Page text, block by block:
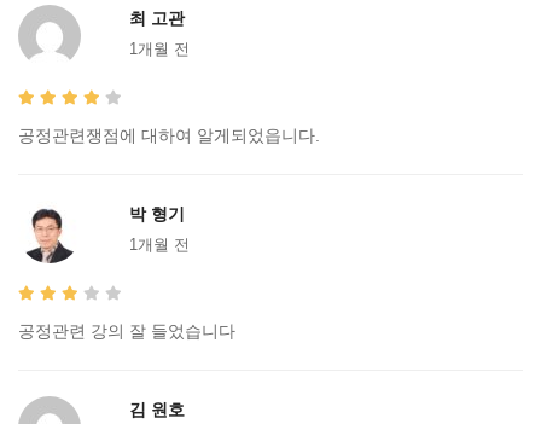
최 고관
1개월 전
공정관련쟁점에 대하여 알게되었읍니다.
박 형기
1개월 전
공정관련 강의 잘 들었습니다
김 원호